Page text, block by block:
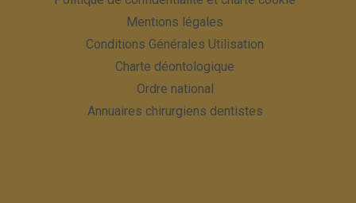
Mentions légales
Conditions Générales Utilisation
Charte déontologique
Ordre national
Annuaires chirurgiens dentistes